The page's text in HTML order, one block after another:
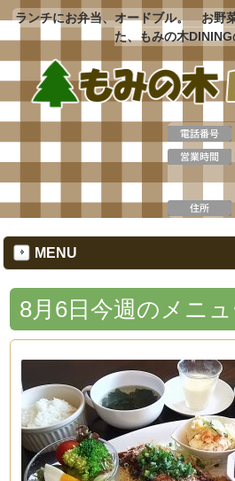
ランチにお弁当、オードブル。 お野
た、もみの木DINING
MENU
8月6日今週のメニ